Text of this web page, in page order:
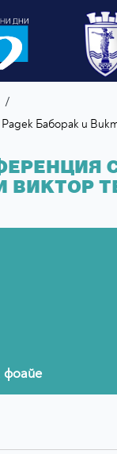
/
Баборак и
ВИКТОР
фоайе